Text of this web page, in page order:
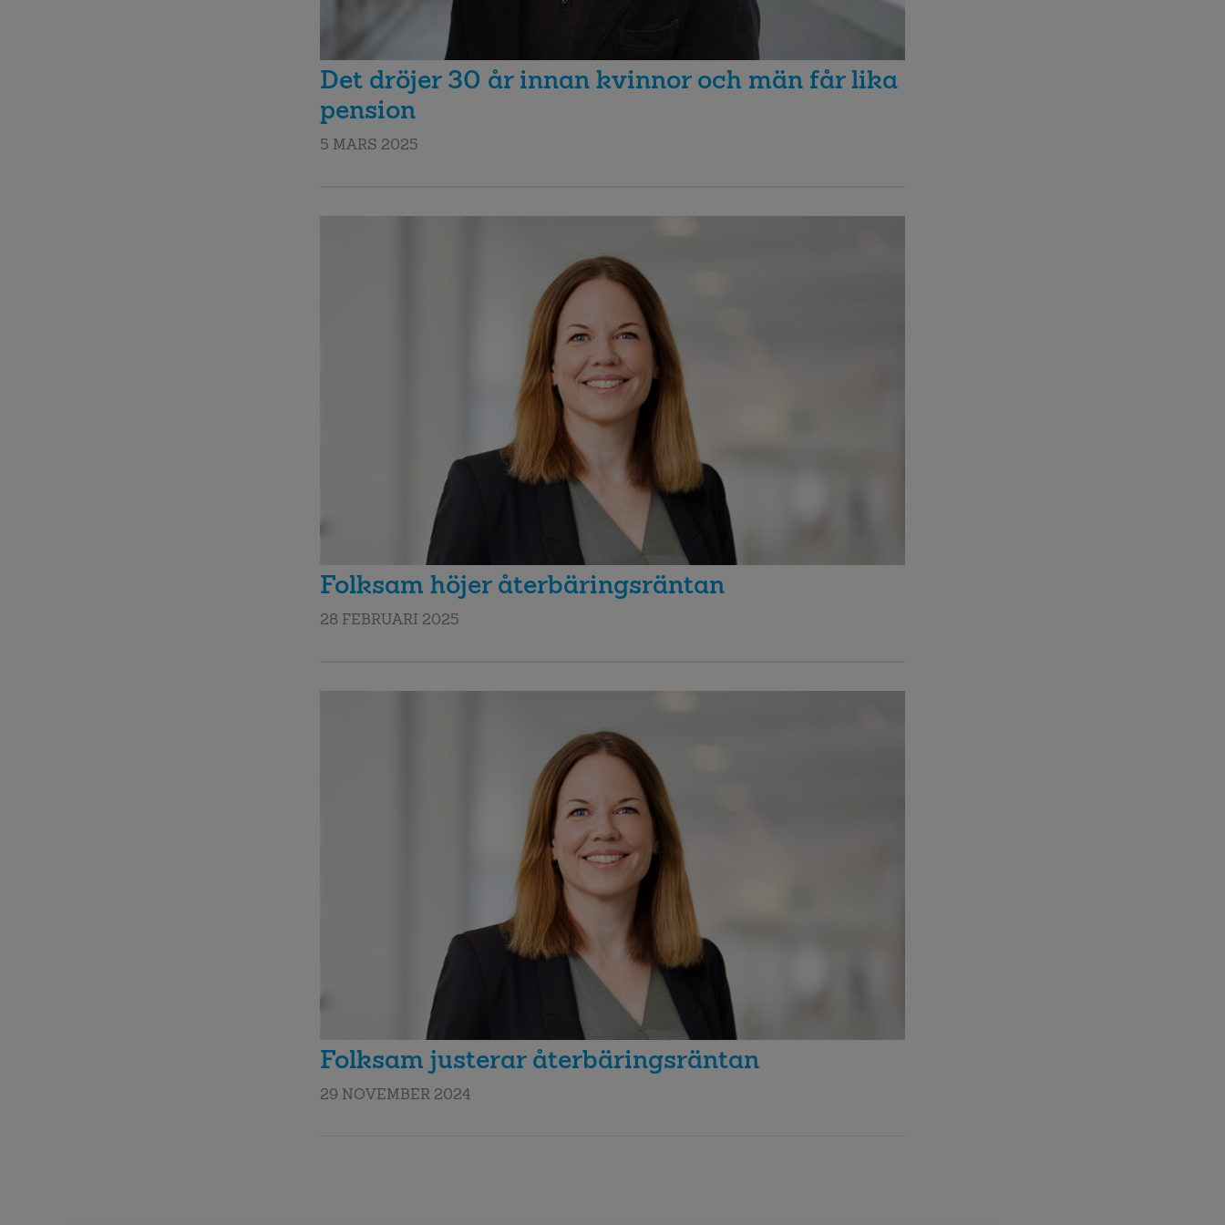
Det dröjer 30 år innan kvinnor och män får lika
pension
5 MARS 2025
Folksam höjer återbäringsräntan
28 FEBRUARI 2025
Folksam justerar återbäringsräntan
29 NOVEMBER 2024